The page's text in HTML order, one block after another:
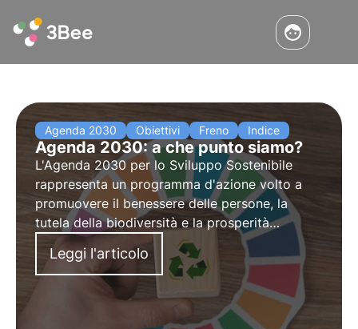
Agenda 2030 Obiettivi Freno Indice
Agenda 2030: a che punto siamo?
L'Agenda 2030 per lo Sviluppo Sostenibile
rappresenta un programma d'azione volto a
promuovere il benessere delle persone, la
tutela della biodiversità e la prosperità
economica. Analizziamo i progressi sui 17
Obiettivi di Sviluppo Sostenibile e i 169 sotto-
obiettivi di tutti i Paesi membri.
Leggi l'articolo